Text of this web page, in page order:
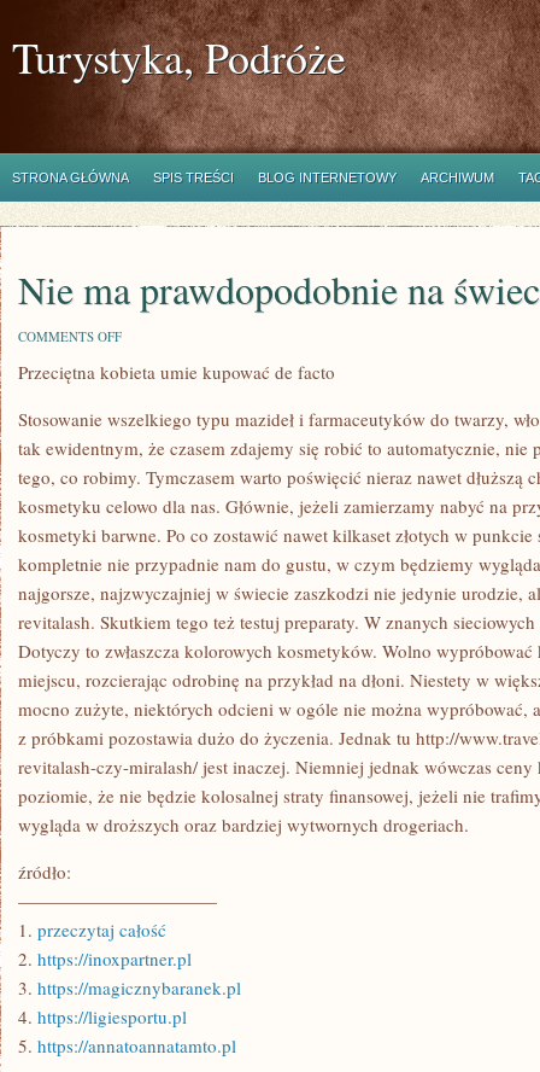
Turystyka, Podróże
STRONA GŁÓWNA SPIS TREŚCI BLOG INTERNETOWY ARCHIWUM
Nie ma prawdopodobnie na
COMMENTS OFFON
MA
ŚWIECIE
KOBIETY
Przeciętna kobieta umie kupować de facto
Stosowanie wszelkiego typu mazideł i farmaceutyków do twarzy,
tak ewidentnym, że czasem zdajemy się robić to automatycznie,
tego, co robimy. Tymczasem warto poświęcić nieraz nawet dłuższą
kosmetyku celowo dla nas. Głównie, jeżeli zamierzamy nabyć na
kosmetyki barwne. Po co zostawić nawet kilkaset złotych w punkcie
kompletnie nie przypadnie nam do gustu, w czym będziemy
najgorsze, najzwyczajniej w świecie zaszkodzi nie jedynie urodzie,
revitalash. Skutkiem tego też testuj preparaty. W znanych
Dotyczy to zwłaszcza kolorowych kosmetyków. Wolno
miejscu, rozcierając odrobinę na przykład na dłoni. Niestety w
mocno zużyte, niektórych odcieni w ogóle nie można wypróbować,
z próbkami pozostawia dużo do życzenia. Jednak tu http://
revitalash-czy-miralash/ jest inaczej. Niemniej jednak wówczas
poziomie, że nie będzie kolosalnej straty finansowej, jeżeli nie
wygląda w droższych oraz bardziej wytwornych drogeriach.
źródło:
———————————
1. przeczytaj całość
2. https://inoxpartner.pl
3. https://magicznybaranek.pl
4. https://ligiesportu.pl
5. https://annatoannatamto.pl